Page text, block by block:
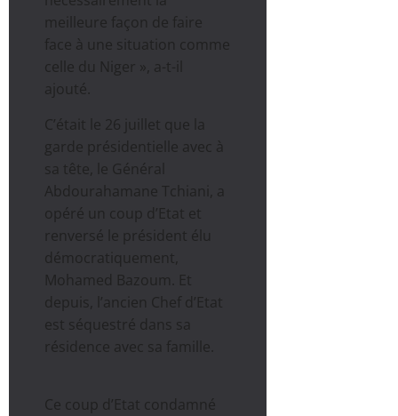
meilleure façon de faire
face à une situation comme
celle du Niger », a-t-il
ajouté.
C’était le 26 juillet que la
garde présidentielle avec à
sa tête, le Général
Abdourahamane Tchiani, a
opéré un coup d’Etat et
renversé le président élu
démocratiquement,
Mohamed Bazoum. Et
depuis, l’ancien Chef d’Etat
est séquestré dans sa
résidence avec sa famille.
Ce coup d’Etat condamné